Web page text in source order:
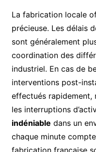
La fabrication locale
précieuse. Les délais
sont généralement
coordination des
industriel. En cas de
interventions post-
effectués rapidement,
les interruptions
indéniable dans un
chaque minute
fabrication française